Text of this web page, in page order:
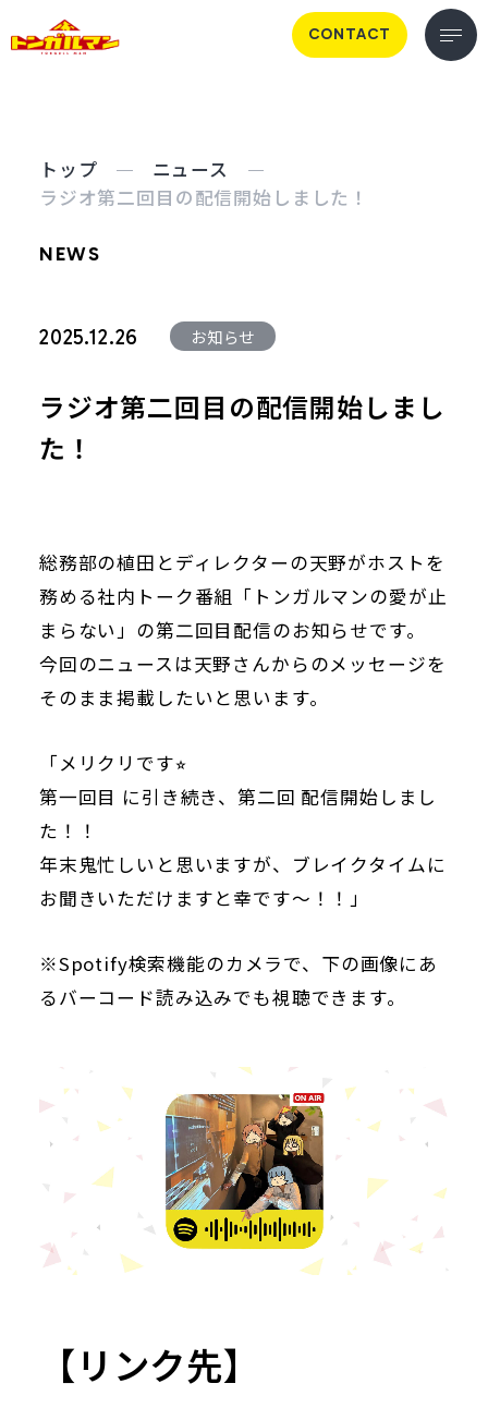
CONTACT
トップ
ニュース
ラジオ第二回目の配信開始しました！
NEWS
2025.12.26 お知らせ
ラジオ第二回目の配信開始しまし
た！
総務部の植田とディレクターの天野がホストを
務める社内トーク番組「トンガルマンの愛が止
まらない」の第二回目配信のお知らせです。
今回のニュースは天野さんからのメッセージを
そのまま掲載したいと思います。
「メリクリです⭐︎
第一回目 に引き続き、第二回 配信開始しまし
た！！
年末鬼忙しいと思いますが、ブレイクタイムに
お聞きいただけますと幸です～！！」
※Spotify検索機能のカメラで、下の画像にあ
るバーコード読み込みでも視聴できます。
【リンク先】